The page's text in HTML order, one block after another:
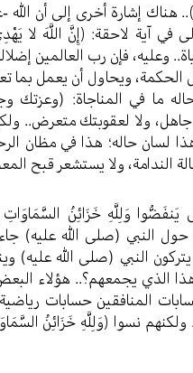
هناك إشارة أخرى إلى أن
آية لاحقة: ﴿إِنَّ اللَّهَ لا
وعليه، فإن رب العالمين
الحكمة، ويحاول أن يعمل بما
ما في المناجاة: (وعزتك
ولا لعقوبتك متعرض..
حاله؛ هذا في مظان
الندامة، ولا يستشعر قبح
وَلِلَّهِ خَزَائِنُ السَّمَاوَاتِ
النبي (صلی الله عليه)
النبي (صلی الله
الذي يجمعهم؟.. هؤلاء
المنافقين حسابات
نسوا ﴿وَلِلَّهِ خَزَائِنُ